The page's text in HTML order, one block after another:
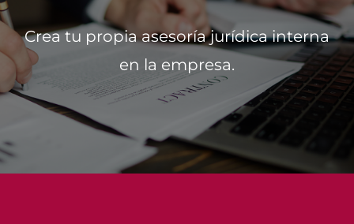
Crea tu propia asesoría jurídica interna
en la empresa.